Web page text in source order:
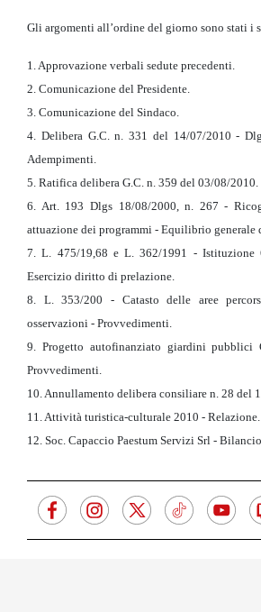
Gli argomenti all’ordine del giorno sono stati i
1. Approvazione verbali sedute precedenti.
2. Comunicazione del Presidente.
3. Comunicazione del Sindaco.
4. Delibera G.C. n. 331 del 14/07/2010 -
Adempimenti.
5. Ratifica delibera G.C. n. 359 del 03/08/2010.
6. Art. 193 Dlgs 18/08/2000, n. 267 -
attuazione dei programmi - Equilibrio generale
7. L. 475/19,68 e L. 362/1991 - Istituzione
Esercizio diritto di prelazione.
8. L. 353/200 - Catasto delle aree
osservazioni - Provvedimenti.
9. Progetto autofinanziato giardini pubblici
Provvedimenti.
10. Annullamento delibera consiliare n. 28 del
11. Attività turistica-culturale 2010 - Relazione.
12. Soc. Capaccio Paestum Servizi Srl -